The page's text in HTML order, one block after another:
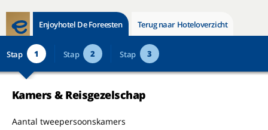
Enjoyhotel De Foreesten Terug naar Hoteloverzicht
Stap 1 Stap 2 Stap 3
Kamers & Reisgezelschap
Aantal tweepersoonskamers